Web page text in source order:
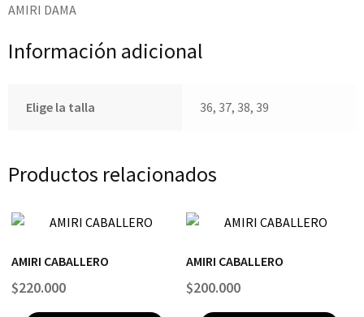
AMIRI DAMA
Información adicional
Elige la talla 36, 37, 38, 39
Productos relacionados
AMIRI CABALLERO
$220.000
AMIRI CABALLERO
$200.000